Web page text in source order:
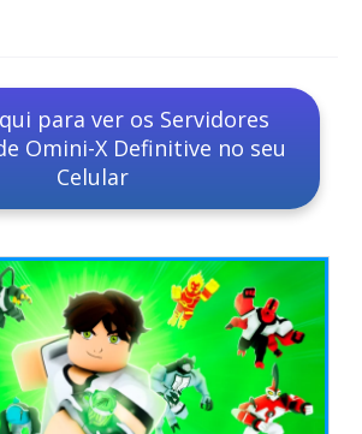
para ver os Servidores
Omini-X Definitive no seu
Celular